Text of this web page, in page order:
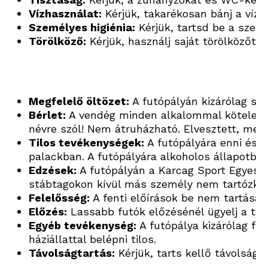
Vízhasználat: Kérjük, takarékosan bánj a
Személyes higiénia: Kérjük, tartsd be a
Törölköző: Kérjük, használj saját
Megfelelő öltözet: A futópályán kizárólag
Bérlet: A vendég minden alkalommal
névre szól! Nem átruházható. Elvesztett,
Tilos tevékenységek: A futópályára enni
palackban. A futópályára alkoholos
Edzések: A futópályán a Karcag Sport
stábtagokon kívül más személy nem
Felelősség: A fenti előírások be nem
Előzés: Lassabb futók előzésénél ügyelj a
Egyéb tevékenység: A futópálya kizárólag
háziállattal belépni tilos.
Távolságtartás: Kérjük, tarts kellő